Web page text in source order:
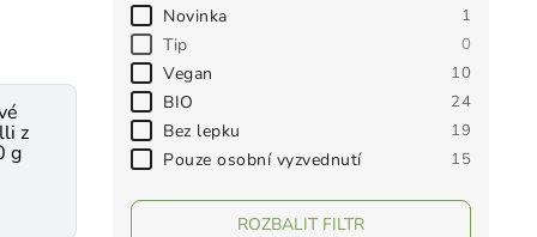
Novinka 1
Tip 0
Vegan 10
BIO 24
Bez lepku 19
Pouze osobní vyzvednutí 15
ROZBALIT FILTR
z
g